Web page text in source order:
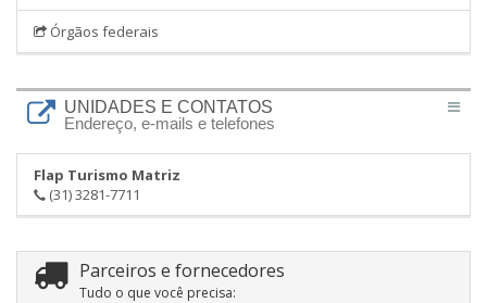
Órgãos federais
UNIDADES E CONTATOS
Endereço, e-mails e telefones
Flap Turismo Matriz
(31) 3281-7711
Parceiros e fornecedores
Tudo o que você precisa: